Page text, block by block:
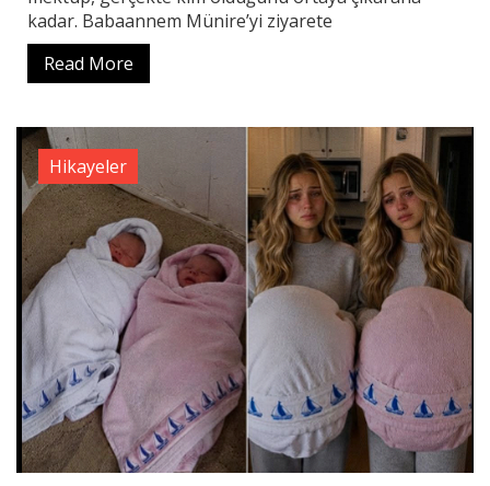
kadar. Babaannem Münire’yi ziyarete
Read More
Hikayeler